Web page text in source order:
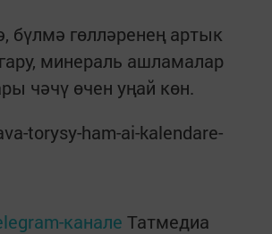
бүлмә гөлләренең артык
минераль ашламалар
чәчү өчен уңай көн.
torysy-ham-ai-kalendare-
канале Татмедиа